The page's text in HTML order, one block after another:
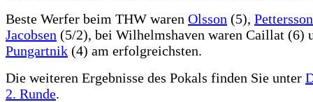
Beste Werfer beim THW waren Olsson (5), Pettersson
Jacobsen (5/2), bei Wilhelmshaven waren Caillat (6)
Pungartnik (4) am erfolgreichsten.
Die weiteren Ergebnisse des Pokals finden Sie unter
2. Runde.